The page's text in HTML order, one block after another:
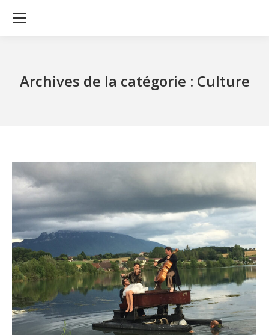
Archives de la catégorie : Culture